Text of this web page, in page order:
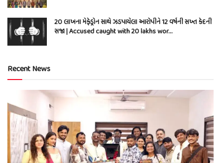
20 લાખના મેફેડ્રોન સાથે ઝડપાયેલા આરોપીને 12 વર્ષની સખ્ત કેદની
સજા | Accused caught with 20 lakhs wor…
Recent News